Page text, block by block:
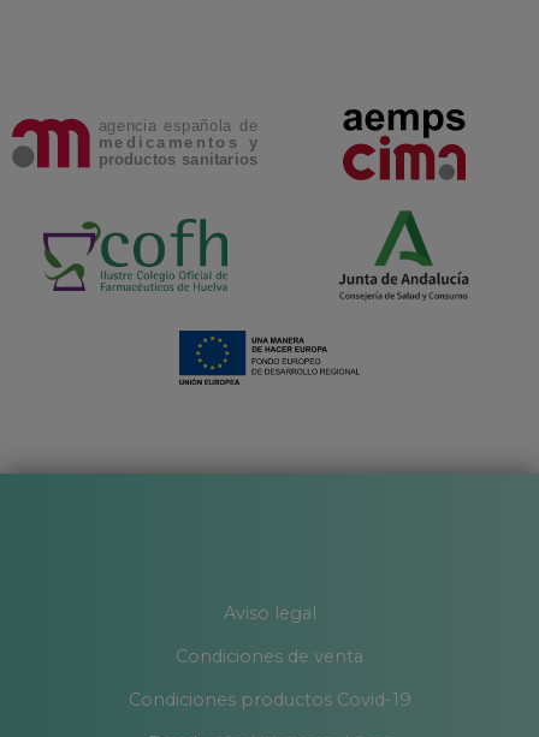
Aviso legal
Condiciones de venta
Condiciones productos Covid-19